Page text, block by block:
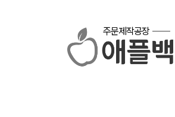
주문제작공장